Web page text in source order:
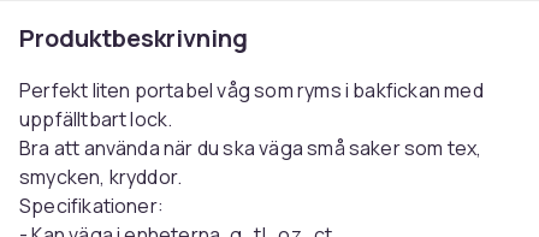
Produktbeskrivning
Perfekt liten portabel våg som ryms i bakfickan med
uppfälltbart lock.
Bra att använda när du ska väga små saker som tex,
smycken, kryddor.
Specifikationer: